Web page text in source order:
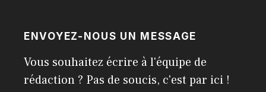
ENVOYEZ-NOUS UN MESSAGE
Vous souhaitez écrire à l'équipe de
rédaction ? Pas de soucis, c'est par ici !